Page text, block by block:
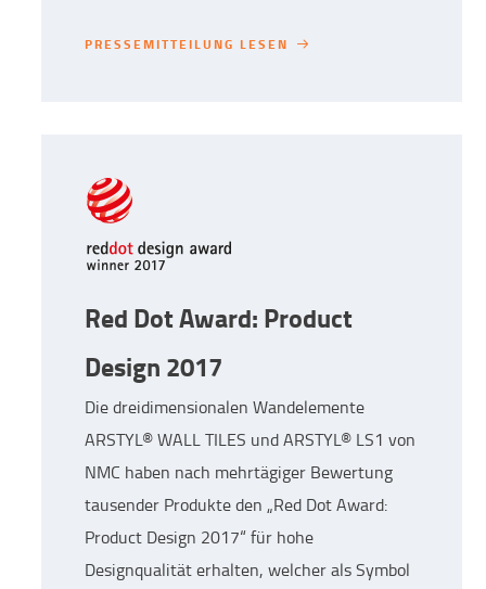
PRESSEMITTEILUNG LESEN
PRESSEMITTEILUNG LESEN
Red Dot Award: Product
Design 2017
Die dreidimensionalen Wandelemente
ARSTYL® WALL TILES und ARSTYL® LS1 von
NMC haben nach mehrtägiger Bewertung
tausender Produkte den „Red Dot Award:
Product Design 2017“ für hohe
Designqualität erhalten, welcher als Symbol